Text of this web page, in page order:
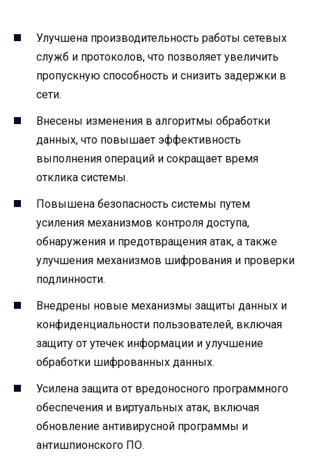
Улучшена производительность работы сетевых
служб и протоколов, что позволяет увеличить
пропускную способность и снизить задержки в
сети.
Внесены изменения в алгоритмы обработки
данных, что повышает эффективность
выполнения операций и сокращает время
отклика системы.
Повышена безопасность системы путем
усиления механизмов контроля доступа,
обнаружения и предотвращения атак, а также
улучшения механизмов шифрования и проверки
подлинности.
Внедрены новые механизмы защиты данных и
конфиденциальности пользователей, включая
защиту от утечек информации и улучшение
обработки шифрованных данных.
Усилена защита от вредоносного программного
обеспечения и виртуальных атак, включая
обновление антивирусной программы и
антишпионского ПО.